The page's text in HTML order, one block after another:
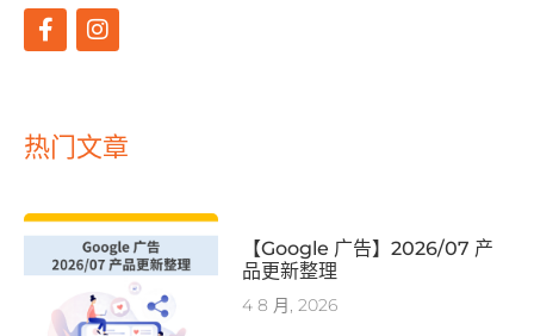
热门文章
【Google 广告】2026/07 产
品更新整理
4 8 月, 2026